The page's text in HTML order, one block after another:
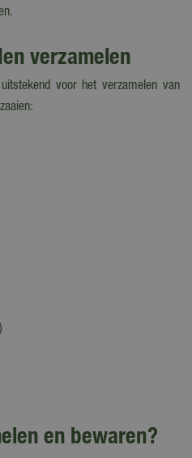
verzamelen
voor het verzamelen van
en bewaren?